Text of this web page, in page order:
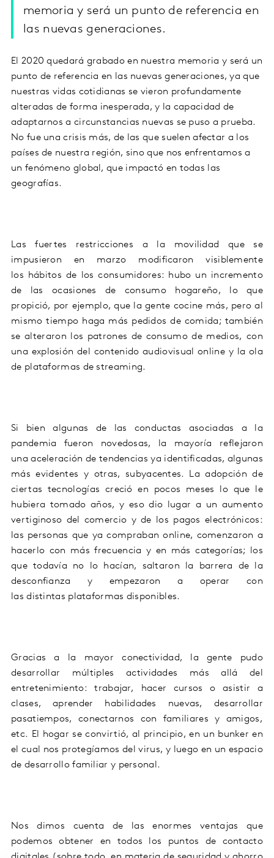
memoria y será un punto de referencia en
las nuevas generaciones.
El 2020 quedará grabado en nuestra memoria y será un
punto de referencia en las nuevas generaciones, ya que
nuestras vidas cotidianas se vieron profundamente
alteradas de forma inesperada, y la capacidad de
adaptarnos a circunstancias nuevas se puso a prueba.
No fue una crisis más, de las que suelen afectar a los
países de nuestra región, sino que nos enfrentamos a
un fenómeno global, que impactó en todas las
geografías.
Las fuertes restricciones a la movilidad que se
impusieron en marzo modificaronvisiblemente
los hábitos de los consumidores: hubo un incremento
de las ocasiones de consumo hogareño, lo que
propició, por ejemplo, que la gente cocine más, pero al
mismo tiempo haga más pedidos de comida; también
se alteraron los patrones de consumo de medios,con
una explosión del contenido audiovisual online y la ola
de plataformas de streaming.
Si bien a lgunas de l as conductas asociadas a la
pandemia fueron novedosas, la mayoría reflejaron
unaaceleración de tendencias ya identificadas, algunas
más evidentes y otras, subyacentes. La adopción de
ciertas tecnologías creció en pocos meses lo que le
hubiera tomado años, y eso dio lugar a un aumento
vertiginoso del comercio y de los pagos electrónicos:
las personas que ya compraban online, comenzaron a
hacerlo con más frecuencia y en más categorías; los
que todavía no lo hacían, saltaron la barrera de la
desconfianza y empezaron a operar con
lasdistintas plataformas disponibles.
Gracias a la mayorconectividad, la gente pudo
desarrollar múltiples actividades más allá del
entretenimiento:trabajar,
hacer cursos o asistir a
clases, aprender habilidades nuevas, desarrollar
pasatiempos, conectarnos con familiares y amigos,
etc. El hogar se convirtió, al principio, en un bunker en
el cual nos protegíamos de l virus, y luego en un espacio
de desarrollo familiar y personal.
Nos dimos cuenta de las enormes ventajas que
podemos obtener en todos los puntos de contacto